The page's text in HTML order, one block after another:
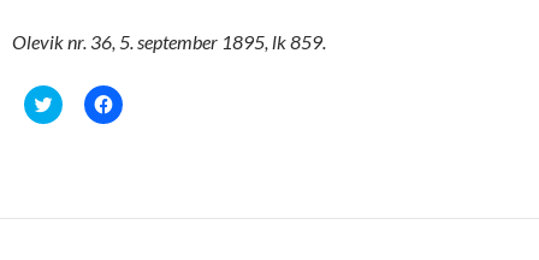
Olevik nr. 36, 5. september 1895, lk 859.
C
l
h
C
l
h